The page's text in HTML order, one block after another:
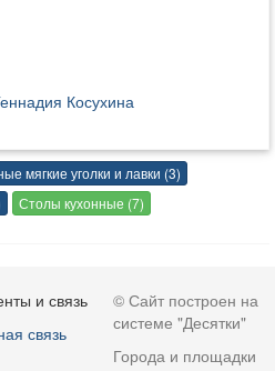
Косухина
мягкие уголки и лавки (3)
Столы кухонные (7)
и связь
связь
© Сайт построен на
системе "Десятки"
Города и площадки